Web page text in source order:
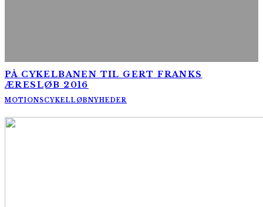
PÅ CYKELBANEN TIL GERT FRANKS
ÆRESLØB 2016
MOTIONSCYKELLØBNYHEDER